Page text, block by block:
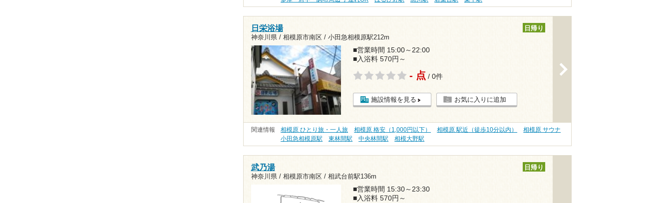
日栄浴場
神奈川県 / 相模原市南区 / 小田急相模原駅212m
日帰り
■営業時間 15:00～22:00
■入浴料 570円～
- 点 / 0件
施設情報を見る お気に入りに追加
関連情報 相模原 ひとり旅・一人旅 相模原 格安（1,000円以下） 相模原 駅近（徒歩10分以内）
相模原 サウナ
小田急相模原駅
東林間駅 中央林間駅 相模大野駅
武乃湯
神奈川県 / 相模原市南区 / 相武台前駅136m
日帰り
■営業時間 15:30～23:30
■入浴料 570円～